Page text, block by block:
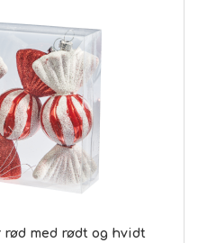
rød med rødt og hvidt